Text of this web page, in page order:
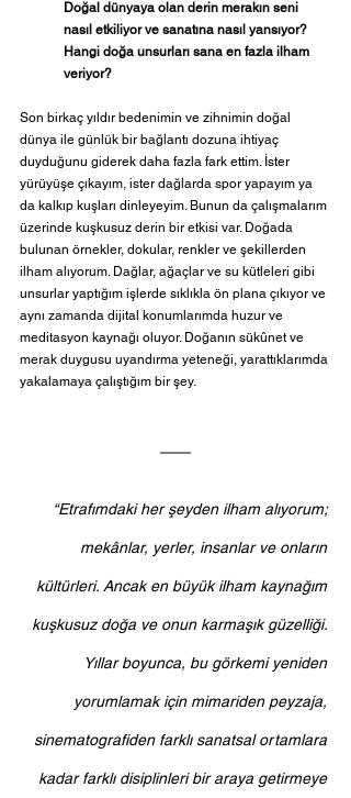
Doğal dünyaya olan derin merakın seni
nasıl etkiliyor ve sanatına nasıl yansıyor?
Hangi doğa unsurları sana en fazla ilham
veriyor?
Son birkaç yıldır bedenimin ve zihnimin doğal
dünya ile günlük bir bağlantı dozuna ihtiyaç
duyduğunu giderek daha fazla fark ettim. İster
yürüyüşe çıkayım, ister dağlarda spor yapayım ya
da kalkıp kuşları dinleyeyim. Bunun da çalışmalarım
üzerinde kuşkusuz derin bir etkisi var. Doğada
bulunan örnekler, dokular, renkler ve şekillerden
ilham alıyorum. Dağlar, ağaçlar ve su kütleleri gibi
unsurlar yaptığım işlerde sıklıkla ön plana çıkıyor ve
aynı zamanda dijital konumlarımda huzur ve
meditasyon kaynağı oluyor. Doğanın sükûnet ve
merak duygusu uyandırma yeteneği, yarattıklarımda
yakalamaya çalıştığım bir şey.
“Etrafımdaki her şeyden ilham alıyorum;
mekânlar, yerler, insanlar ve onların
kültürleri. Ancak en büyük ilham kaynağım
kuşkusuz doğa ve onun karmaşık güzelliği.
Yıllar boyunca, bu görkemi yeniden
yorumlamak için mimariden peyzaja,
sinematografiden farklı sanatsal ortamlara
kadar farklı disiplinleri bir araya getirmeye